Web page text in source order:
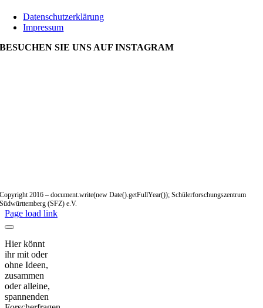
Datenschutzerklärung
Impressum
BESUCHEN SIE UNS AUF INSTAGRAM
Copyright 2016 – document.write(new Date().getFullYear()); Schülerforschungszentrum
Südwürttemberg (SFZ) e.V.
Page load link
Hier könnt
ihr mit oder
ohne Ideen,
zusammen
oder alleine,
spannenden